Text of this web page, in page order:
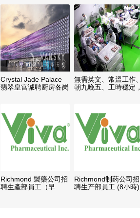
Crystal Jade Palace
翡翠皇宫诚聘厨房各岗
無需英文、常溫工作、
朝九晚五、工時穩定，
Richmond 製藥公司招
聘生產部員工（早
Richmond制药公司招
聘生产部員工 (8小時)